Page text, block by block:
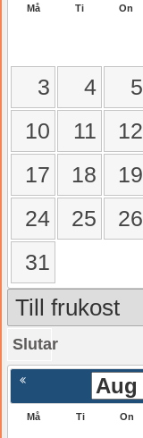
Må Ti On
3
4 5
10
11 12
17
18 19
24
25 26
31
Slutar
Må Ti On